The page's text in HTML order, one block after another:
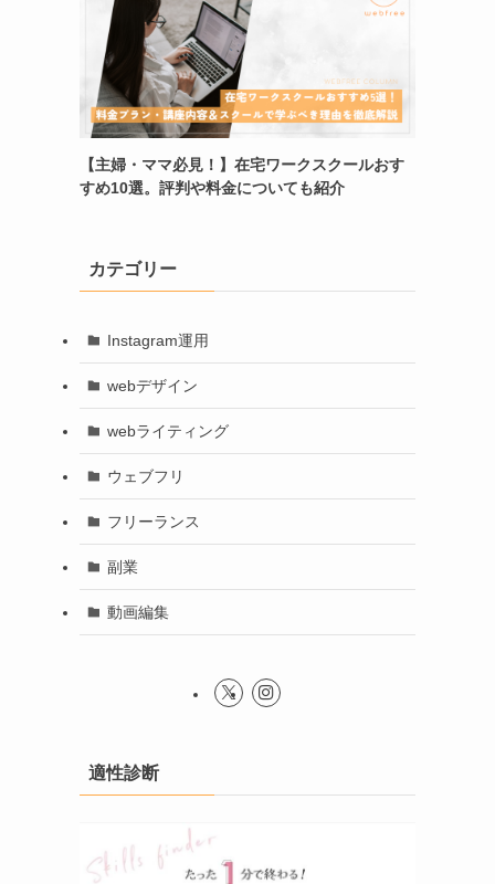
【主婦・ママ必見！】在宅ワークスクールおす
すめ10選。評判や料金についても紹介
カテゴリー
Instagram運用
webデザイン
webライティング
ウェブフリ
フリーランス
副業
動画編集
適性診断